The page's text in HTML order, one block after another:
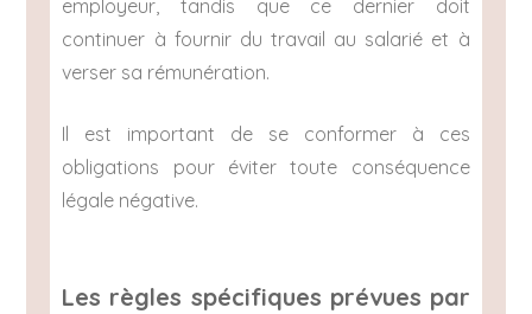
employeur, tandis que ce dernier doit
continuer à fournir du travail au salarié et à
verser sa rémunération.
Il est important de se conformer à ces
obligations pour éviter toute conséquence
légale négative.
Les règles spécifiques prévues par